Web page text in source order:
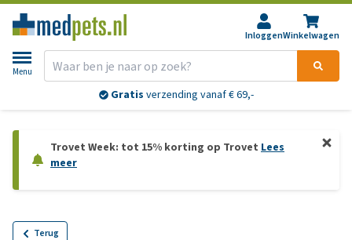
InloggenWinkelwagen
Menu
Gratis verzending vanaf € 69,-
Trovet Week: tot 15% korting op Trovet Lees
meer
Terug